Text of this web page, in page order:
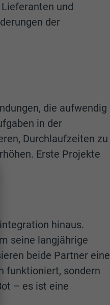
und
der
die aufwendig
in der
Durchlaufzeiten zu
Erste Projekte
hinaus.
seine langjährige
beide Partner eine
funktioniert, sondern
– es ist eine